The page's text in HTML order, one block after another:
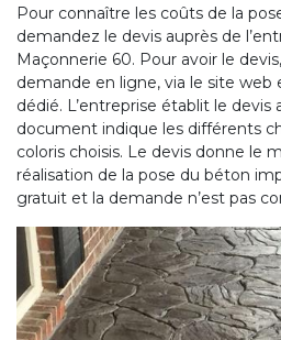
Pour connaître les coûts de la
demandez le devis auprès de
Maçonnerie 60. Pour avoir le
demande en ligne, via le site
dédié. L’entreprise établit le devis
document indique les différents
coloris choisis. Le devis donne le
réalisation de la pose du béton
gratuit et la demande n’est pas